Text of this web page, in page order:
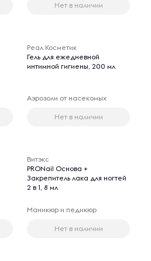
Нет в наличии
Реал Косметик
Гель для ежедневной
интимной гигиены, 200 мл
Аэрозоли от насекомых
Нет в наличии
Витэкс
PRONail Основа +
Закрепитель лака для ногтей
2 в 1, 8 мл
Маникюр и педикюр
Нет в наличии